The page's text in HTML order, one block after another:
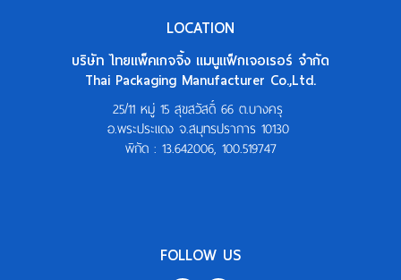
LOCATION
บริษัท ไทยแพ็คเกจจิ้ง แมนูแฟ็กเจอเรอร์ จำกัด
Thai Packaging Manufacturer Co.,Ltd.
25/11 หมู่ 15 สุขสวัสดิ์ 66 ต.บางครุ
อ.พระประแดง จ.สมุทรปราการ 10130
พิกัด : 13.642006, 100.519747
FOLLOW US